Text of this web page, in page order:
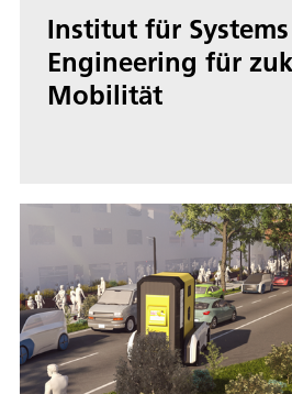
Institut für Systems
Engineering für
Mobilität